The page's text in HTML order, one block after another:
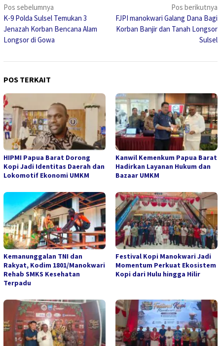
Navigasi
pos
Pos sebelumnya
K-9 Polda Sulsel Temukan 3
Jenazah Korban Bencana Alam
Longsor di Gowa
Pos berikutnya
FJPI manokwari Galang Dana Bagi
Korban Banjir dan Tanah Longsor
Sulsel
POS TERKAIT
HIPMI Papua Barat Dorong
Kopi Jadi Identitas Daerah dan
Lokomotif Ekonomi UMKM
Kanwil Kemenkum Papua Barat
Hadirkan Layanan Hukum dan
Bazaar UMKM
Kemanunggalan TNI dan
Rakyat, Kodim 1801/Manokwari
Rehab SMKS Kesehatan
Terpadu
Festival Kopi Manokwari Jadi
Momentum Perkuat Ekosistem
Kopi dari Hulu hingga Hilir